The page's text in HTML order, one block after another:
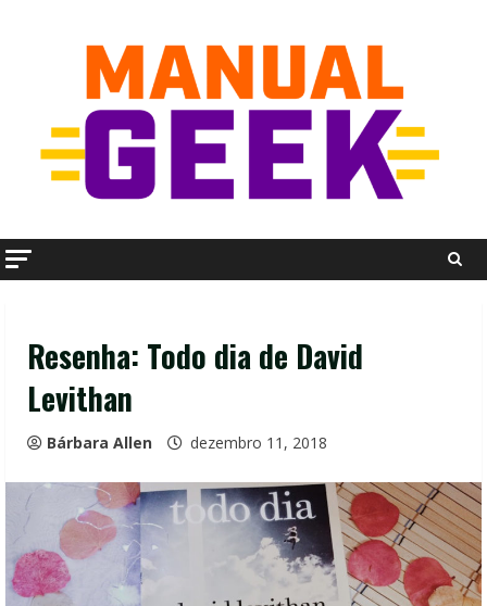
Resenha: Todo dia de David
Levithan
Bárbara Allen dezembro 11, 2018